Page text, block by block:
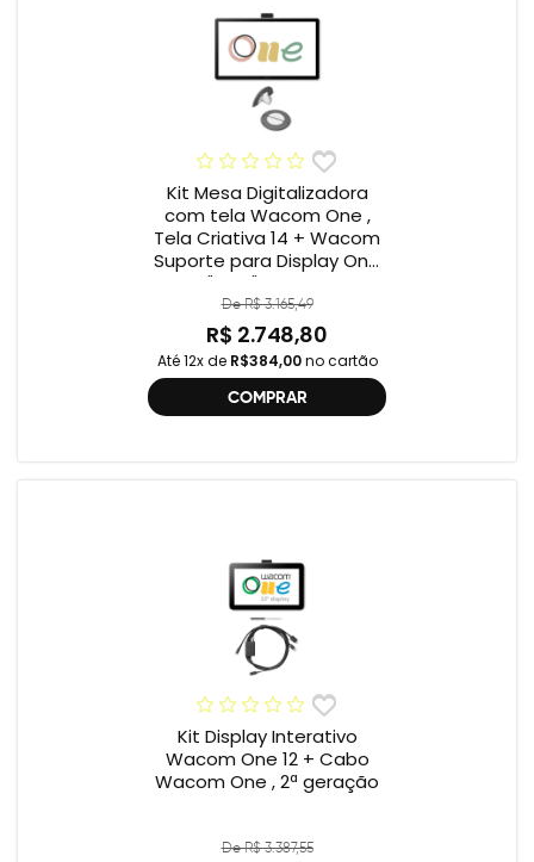
Kit Mesa Digitalizadora
com tela Wacom One ,
Tela Criativa 14 + Wacom
Suporte para Display One
12" e 13" ACK649Z
De R$ 3.165,49
R$ 2.748,80
Até 12x de R$384,00no cartão
COMPRAR
Kit Display Interativo
Wacom One 12 + Cabo
Wacom One , 2ª geração
De R$ 3.387,55